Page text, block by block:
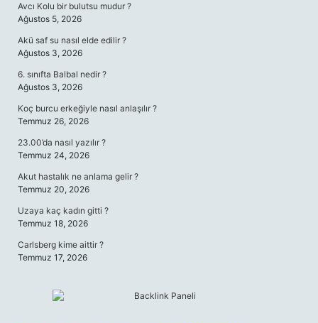
Avcı Kolu bir bulutsu mudur ?
Ağustos 5, 2026
Akü saf su nasıl elde edilir ?
Ağustos 3, 2026
6. sınıfta Balbal nedir ?
Ağustos 3, 2026
Koç burcu erkeğiyle nasıl anlaşılır ?
Temmuz 26, 2026
23.00’da nasıl yazılır ?
Temmuz 24, 2026
Akut hastalık ne anlama gelir ?
Temmuz 20, 2026
Uzaya kaç kadın gitti ?
Temmuz 18, 2026
Carlsberg kime aittir ?
Temmuz 17, 2026